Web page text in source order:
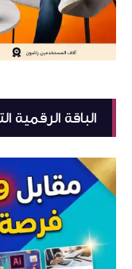
الباقة الرقمية